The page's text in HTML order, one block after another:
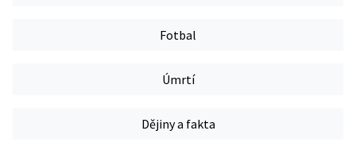
Fotbal
Úmrtí
Dějiny a fakta